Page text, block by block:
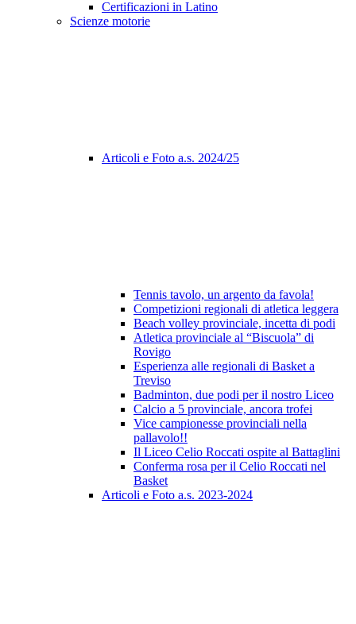
Certificazioni in Latino
Scienze motorie
Articoli e Foto a.s. 2024/25
Tennis tavolo, un argento da favola!
Competizioni regionali di atletica leggera
Beach volley provinciale, incetta di podi
Atletica provinciale al “Biscuola” di
Rovigo
Esperienza alle regionali di Basket a
Treviso
Badminton, due podi per il nostro Liceo
Calcio a 5 provinciale, ancora trofei
Vice campionesse provinciali nella
pallavolo!!
Il Liceo Celio Roccati ospite al Battaglini
Conferma rosa per il Celio Roccati nel
Basket
Articoli e Foto a.s. 2023-2024